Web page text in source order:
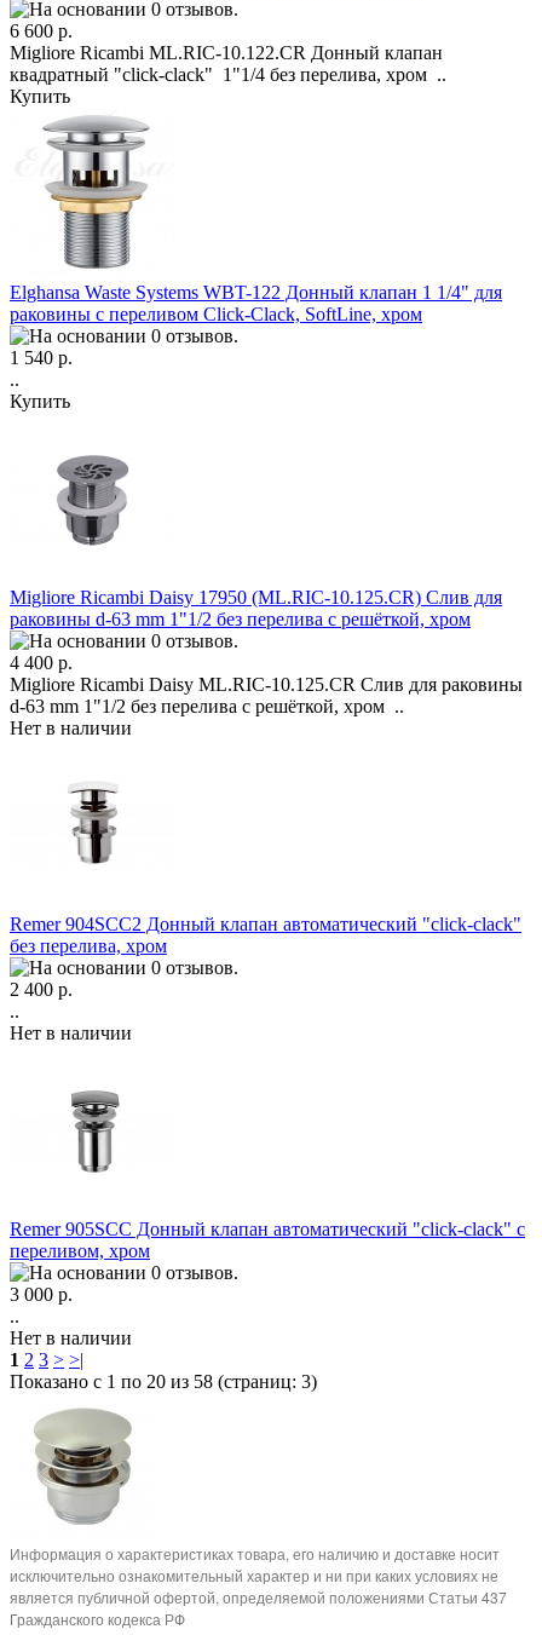
6 600 р.
Migliore Ricambi ML.RIC-10.122.CR Донный клапан
квадратный "click-clack" 1"1/4 без перелива, хром ..
Купить
Elghansa Waste Systems WBT-122 Донный клапан 1 1/4" для
раковины с переливом Click-Clack, SoftLine, хром
1 540 р.
..
Купить
Migliore Ricambi Daisy 17950 (ML.RIC-10.125.CR) Слив для
раковины d-63 mm 1"1/2 без перелива с решёткой, хром
4 400 р.
Migliore Ricambi Daisy ML.RIC-10.125.CR Слив для раковины
d-63 mm 1"1/2 без перелива с решёткой, хром ..
Нет в наличии
Remer 904SCC2 Донный клапан автоматический "click-clack"
без перелива, хром
2 400 р.
..
Нет в наличии
Remer 905SCC Донный клапан автоматический "click-clack" с
переливом, хром
3 000 р.
..
Нет в наличии
1 2 3 > >|
Показано с 1 по 20 из 58 (страниц: 3)
Информация о характеристиках товара, его наличию и доставке носит
исключительно ознакомительный характер и ни при каких условиях не
является публичной офертой, определяемой положениями Статьи 437
Гражданского кодекса РФ